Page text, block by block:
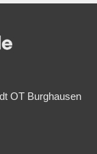
OT Burghausen